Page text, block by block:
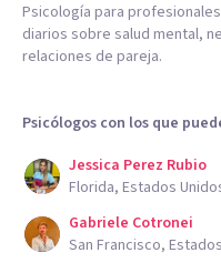
Psicología para
diarios sobre salud mental,
relaciones de pareja.
Psicólogos con los que
Jessica Perez Rubio
Florida, Estados
Gabriele Cotronei
San Francisco,